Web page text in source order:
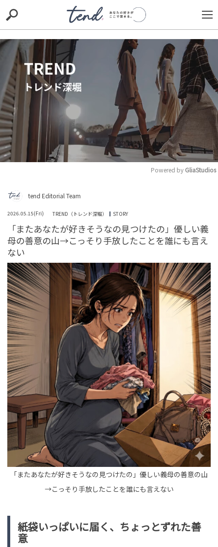
TIE-UP お出かけ RECOMMED editor
trill nordot RECOMMEND ARENA TOP
DAZNがサッカー限定プランの表記を巡り謝罪し返金対応
交錯
tend Editorial Team
牛丼店で餃子を注文し逆ギレする高齢客の理不尽すぎる
言い分と店員の冷静な対応にネットでは同情の声が続出
SNS BUZZ（SNSで話題）
PEOPLE
tend Editorial Team
「飛ばないロケットに無駄遣いしないで」「なんのメリ
ットがあるんだ」と否定的な声相次ぐ。ホリエモン「マ
ジでこれはやばい」と...
HUMAN（話題の人）
LEADERS
tend Editorial Team
Powered by GliaStudios
tend Editorial Team
2026.05.15(Fri) TREND（トレンド深堀） STORY
「またあなたが好きそうなの見つけたの」優しい義
母の善意の山→こっそり手放したことを誰にも言え
ない
「またあなたが好きそうなの見つけたの」優しい義母の善意の山
→こっそり手放したことを誰にも言えない
紙袋いっぱいに届く、ちょっとずれた善
意